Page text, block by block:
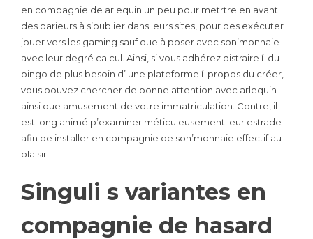
en compagnie de arlequin un peu pour metrtre en avant
des parieurs à s’publier dans leurs sites, pour des exécuter
jouer vers les gaming sauf que à poser avec son’monnaie
avec leur degré calcul. Ainsi, si vous adhérez distraire í du
bingo de plus besoin d’ une plateforme í propos du créer,
vous pouvez chercher de bonne attention avec arlequin
ainsi que amusement de votre immatriculation. Contre, il
est long animé p’examiner méticuleusement leur estrade
afin de installer en compagnie de son’monnaie effectif au
plaisir.
Singuli s variantes en
compagnie de hasard